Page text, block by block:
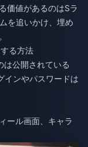
価値があるのはSラ
を追いかけ、埋め
る方法
は公開されている
インやパスワードは
ール画面、キャラ